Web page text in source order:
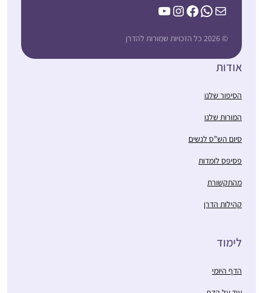
Mail
WhatsApp
Facebook
Instagram
YouTube
© 2026 כל הזכויות שמורות להדרן
אודות
הסיפור שלנו
המורות שלנו
סיום הש”ס לנשים
פסיפס לומדות
מהתקשורת
קהילות הדרן
לימוד
הדף היומי